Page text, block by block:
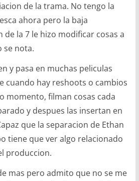
de la trama. No tengo la
ahora pero la baja
de la 7 le hizo modificar cosas a
se nota.
y pasa en muchas peliculas
cuando hay reshoots o cambios
momento, filman cosas cada
y despues las insertan en
que la separacion de Ethan
tiene que ver algo relacionado
produccion.
mas pero admito que no se me